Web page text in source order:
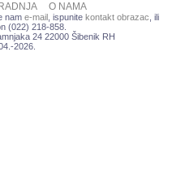
O NAMA
nam e-mail , ispunite kontakt obrazac , ili
(022) 218-858.
24 22000 Šibenik RH
2026.